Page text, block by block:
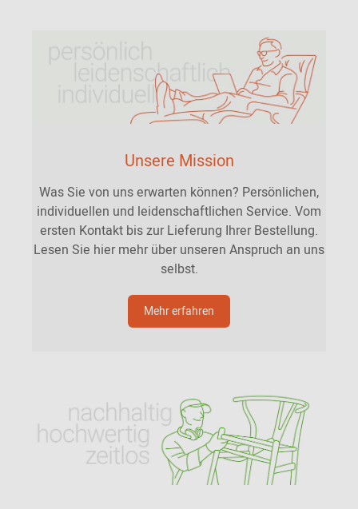
Unsere Mission
Was Sie von uns erwarten können? Persönlichen,
individuellen und leidenschaftlichen Service. Vom
ersten Kontakt bis zur Lieferung Ihrer Bestellung.
Lesen Sie hier mehr über unseren Anspruch an uns
selbst.
Mehr erfahren